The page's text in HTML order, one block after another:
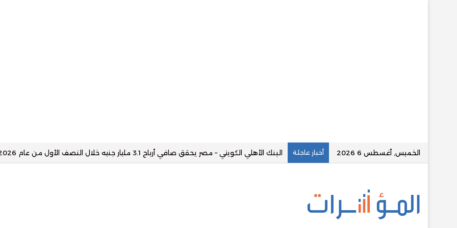
الخميس, أغسطس 6 2026 أخبار عاجلة سوديك تطلق أول شقق نوبو الفندقية في مصر داخل مشروع أوجامي برأس الحكمة–